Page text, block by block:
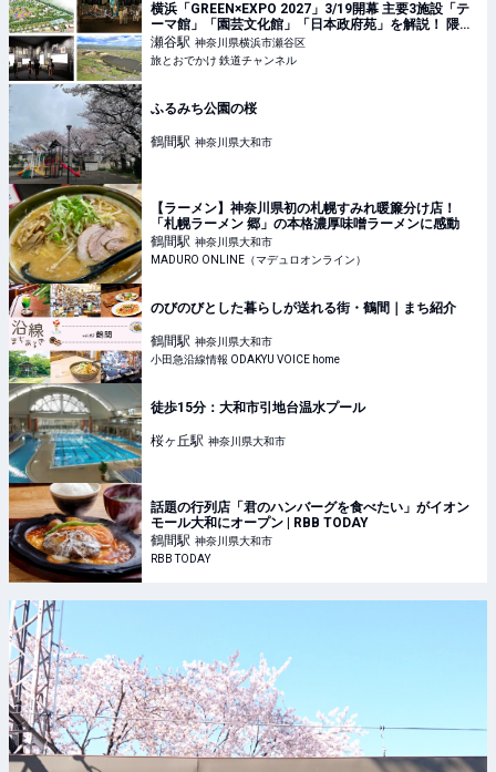
横浜「GREEN×EXPO 2027」3/19開幕 主要3施設「テ
ーマ館」「園芸文化館」「日本政府苑」を解説！ 隈研
吾×杉山央が描く未来とは | 旅とおでかけ 鉄道チャンネ
ル
瀬谷駅 神奈川県横浜市瀬谷区
旅とおでかけ 鉄道チャンネル
ふるみち公園の桜
鶴間駅 神奈川県大和市
【ラーメン】神奈川県初の札幌すみれ暖簾分け店！
「札幌ラーメン 郷」の本格濃厚味噌ラーメンに感動
鶴間駅 神奈川県大和市
MADURO ONLINE（マデュロオンライン）
のびのびとした暮らしが送れる街・鶴間｜まち紹介
鶴間駅 神奈川県大和市
小田急沿線情報 ODAKYU VOICE home
徒歩15分：大和市引地台温水プール
桜ヶ丘駅 神奈川県大和市
話題の行列店「君のハンバーグを食べたい」がイオン
モール大和にオープン | RBB TODAY
鶴間駅 神奈川県大和市
RBB TODAY